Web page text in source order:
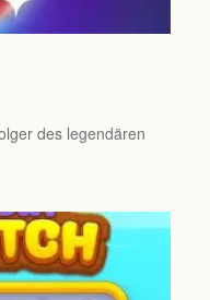
des legendären